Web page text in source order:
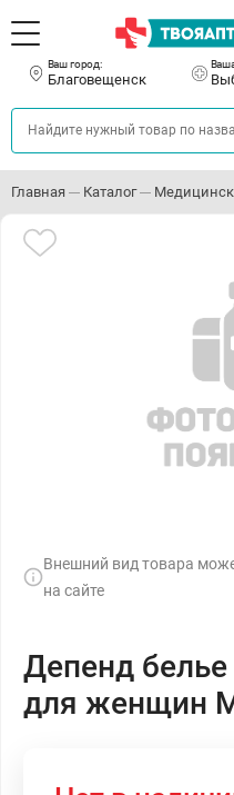
Ваш город:
Благовещенск
Главная Каталог
Внешний вид товара
на сайте
Депенд
для женщин